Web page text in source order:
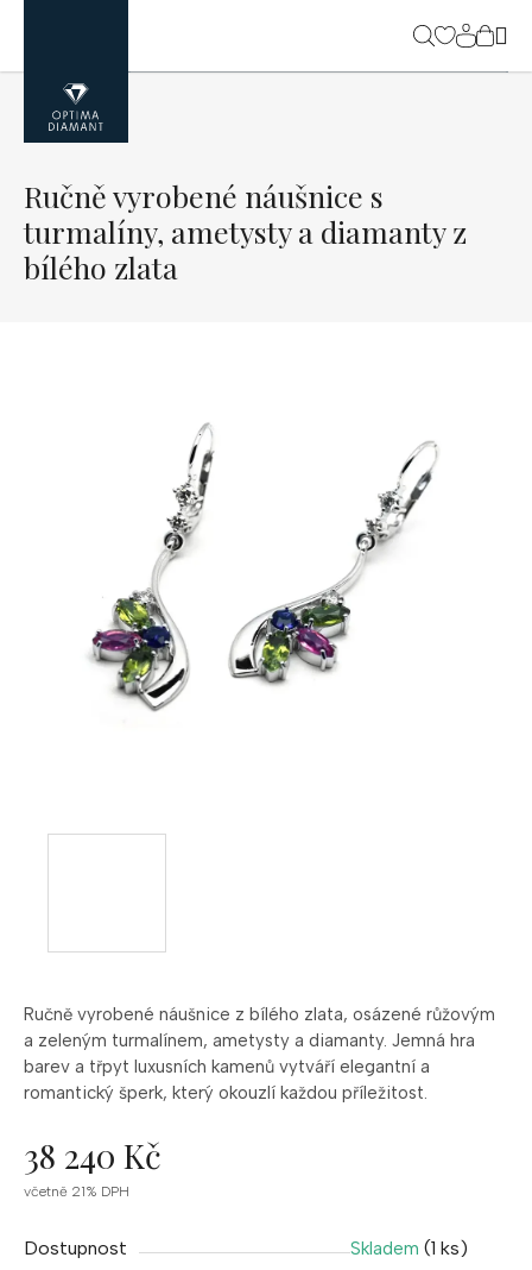
obsah
Ručně vyrobené náušnice z bílého zlata, osázené růžovým
a zeleným turmalínem, ametysty a diamanty. Jemná hra
barev a třpyt luxusních kamenů vytváří elegantní a
romantický šperk, který okouzlí každou příležitost.
38 240 Kč
Měrná
včetně 21% DPH
Dostupnost Skladem (1 ks)
Ručně vyrobené náušnice s
turmalíny, ametysty a diamanty z
bílého zlata